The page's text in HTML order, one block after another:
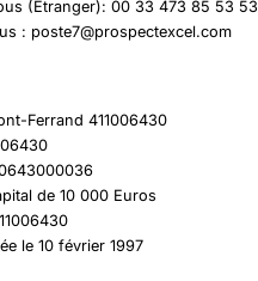
(Etranger): 00 33 473 85 53 53
: poste7@prospectexcel.com
Ferrand 411006430
de 10 000 Euros
le 10 février 1997